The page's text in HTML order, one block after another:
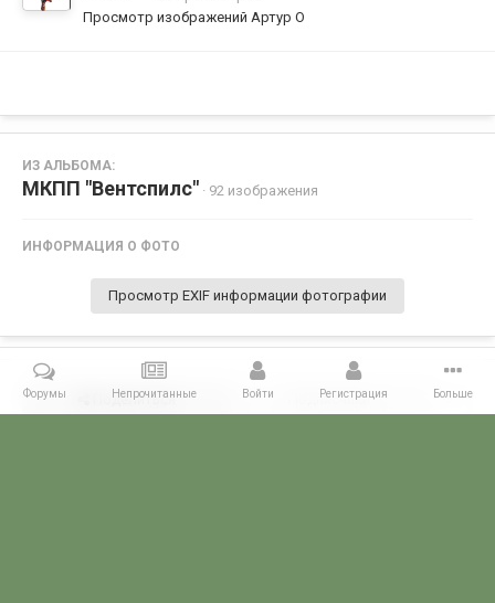
Просмотр изображений Артур О
ИЗ АЛЬБОМА:
МКПП "Вентспилс" · 92 изображения
ИНФОРМАЦИЯ О ФОТО
Просмотр EXIF информации фотографии
Поделиться Подписчики 0
Форумы Непрочитанные Войти Регистрация Больше